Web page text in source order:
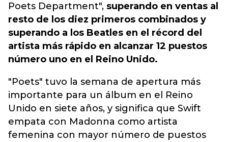
Poets Department", superando en ventas al
resto de los diez primeros combinados y
superando a los Beatles en el récord del
artista más rápido en alcanzar 12 puestos
número uno en el Reino Unido.
"Poets" tuvo la semana de apertura más
importante para un álbum en el Reino
Unido en siete años, y significa que Swift
empata con Madonna como artista
femenina con mayor número de puestos